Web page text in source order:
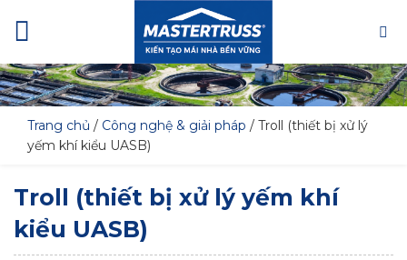
Trang chủ / Công nghệ & giải pháp / Troll (thiết bị xử lý
yếm khí kiểu UASB)
Troll (thiết bị xử lý yếm khí
kiểu UASB)